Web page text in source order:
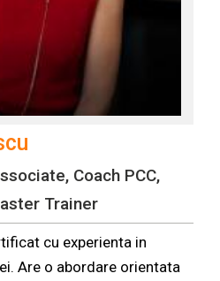
Coach PCC,
Trainer
cu experienta in
Are o abordare orientata